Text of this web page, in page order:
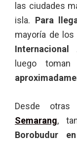
las ciudades
isla. Para
mayoría de
luego
Desde
Semarang,
Borobudur